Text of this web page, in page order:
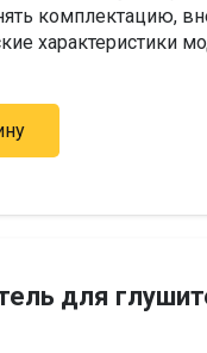
комплектацию,
характеристики
для